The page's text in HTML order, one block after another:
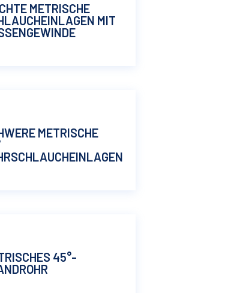
METRISCHE
MIT
METRISCHE
45°-